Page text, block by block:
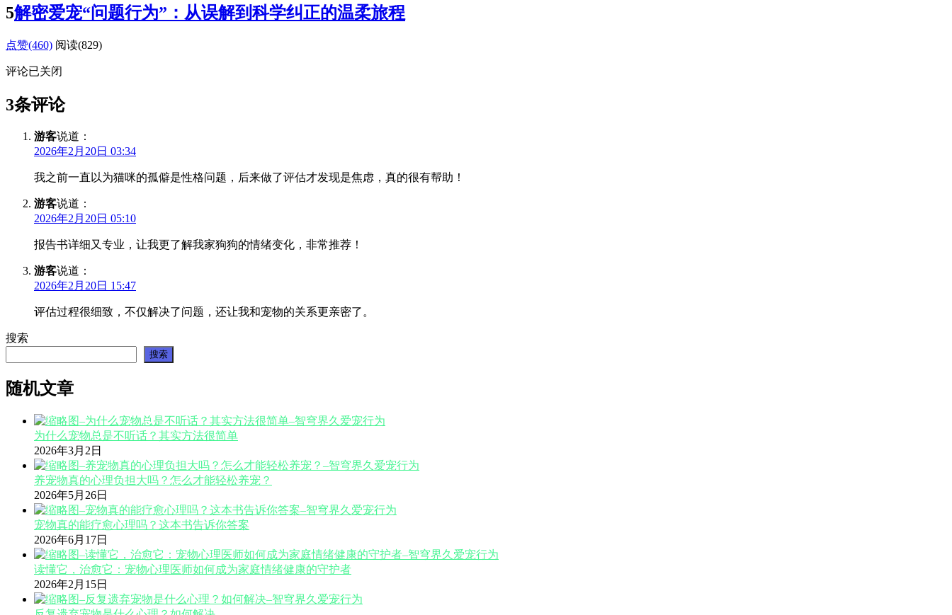
5解密爱宠“问题行为”：从误解到科学纠正的温柔旅程
点赞(460) 阅读(829)
评论已关闭
3条评论
游客说道：
2026年2月20日 03:34
我之前一直以为猫咪的孤僻是性格问题，后来做了评估才发现是焦虑，真的很有帮助！
游客说道：
2026年2月20日 05:10
报告书详细又专业，让我更了解我家狗狗的情绪变化，非常推荐！
游客说道：
2026年2月20日 15:47
评估过程很细致，不仅解决了问题，还让我和宠物的关系更亲密了。
搜索
搜索
随机文章
为什么宠物总是不听话？其实方法很简单
2026年3月2日
养宠物真的心理负担大吗？怎么才能轻松养宠？
2026年5月26日
宠物真的能疗愈心理吗？这本书告诉你答案
2026年6月17日
读懂它，治愈它：宠物心理医师如何成为家庭情绪健康的守护者
2026年2月15日